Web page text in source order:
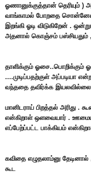
ஓணானுக்குத்தான் தெரியும் )
வாங்காமல் போறதை சொன்னேன்
இறங்கி ஓடி விடுகிறேன் .
அதனால் கொஞ்சம் பஸ்சியதும் ,
தாளிக்கும்
....முடிப்பதற்குள் அப்படியா
வந்ததை தவிர்க்க இயலவில்லை
மானிடராய் பிறத்தல் அரிது .
என்கிறாள் ஒளவையார் .
எப்பேற்ப்பட்ட பாக்கியம்
கவிதை எழுதலாம்னு
கூட